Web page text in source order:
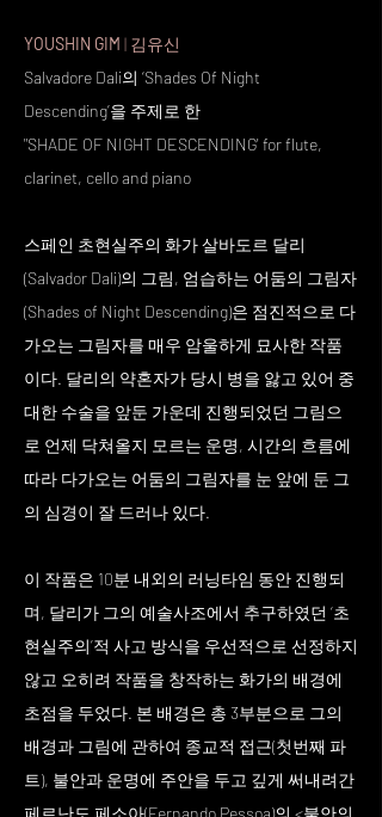
YOUSHIN GIM | 김유신
Salvadore Dali의 ‘Shades Of Night
Descending’을 주제로 한
"SHADE OF NIGHT DESCENDING' for flute,
clarinet, cello and piano
스페인 초현실주의 화가 살바도르 달리
(Salvador Dali)의 그림, 엄습하는 어둠의 그림자
(Shades of Night Descending)은 점진적으로 다
가오는 그림자를 매우 암울하게 묘사한 작품
이다. 달리의 약혼자가 당시 병을 앓고 있어 중
대한 수술을 앞둔 가운데 진행되었던 그림으
로 언제 닥쳐올지 모르는 운명, 시간의 흐름에
따라 다가오는 어둠의 그림자를 눈 앞에 둔 그
의 심경이 잘 드러나 있다.
이 작품은 10분 내외의 러닝타임 동안 진행되
며, 달리가 그의 예술사조에서 추구하였던 ‘초
현실주의’적 사고 방식을 우선적으로 선정하지
않고 오히려 작품을 창작하는 화가의 배경에
초점을 두었다. 본 배경은 총 3부분으로 그의
배경과 그림에 관하여 종교적 접근(첫번째 파
트), 불안과 운명에 주안을 두고 깊게 써내려간
페르난도 페소아(Fernando Pessoa)의 <불안의